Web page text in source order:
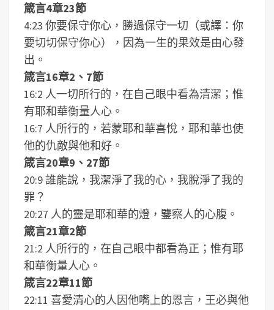
箴言4章23節
4:23 你要保守你心，勝過保守一切（或譯：你
要切切保守你心），因為一生的果效是由心發
出。
箴言16章2、7節
16:2 人一切所行的，在自己眼中看為清潔；惟
有耶和華衡量人心。
16:7 人所行的，若蒙耶和華喜悅，耶和華也使
他的仇敵與他和好。
箴言20章9、27節
20:9 誰能說，我潔淨了我的心，我脫淨了我的
罪？
20:27 人的靈是耶和華的燈，鑒察人的心腹。
箴言21章2節
21:2 人所行的，在自己眼中都看為正；惟有耶
和華衡量人心。
箴言22章11節
22:11 喜愛清心的人因他嘴上的恩言，王必與他